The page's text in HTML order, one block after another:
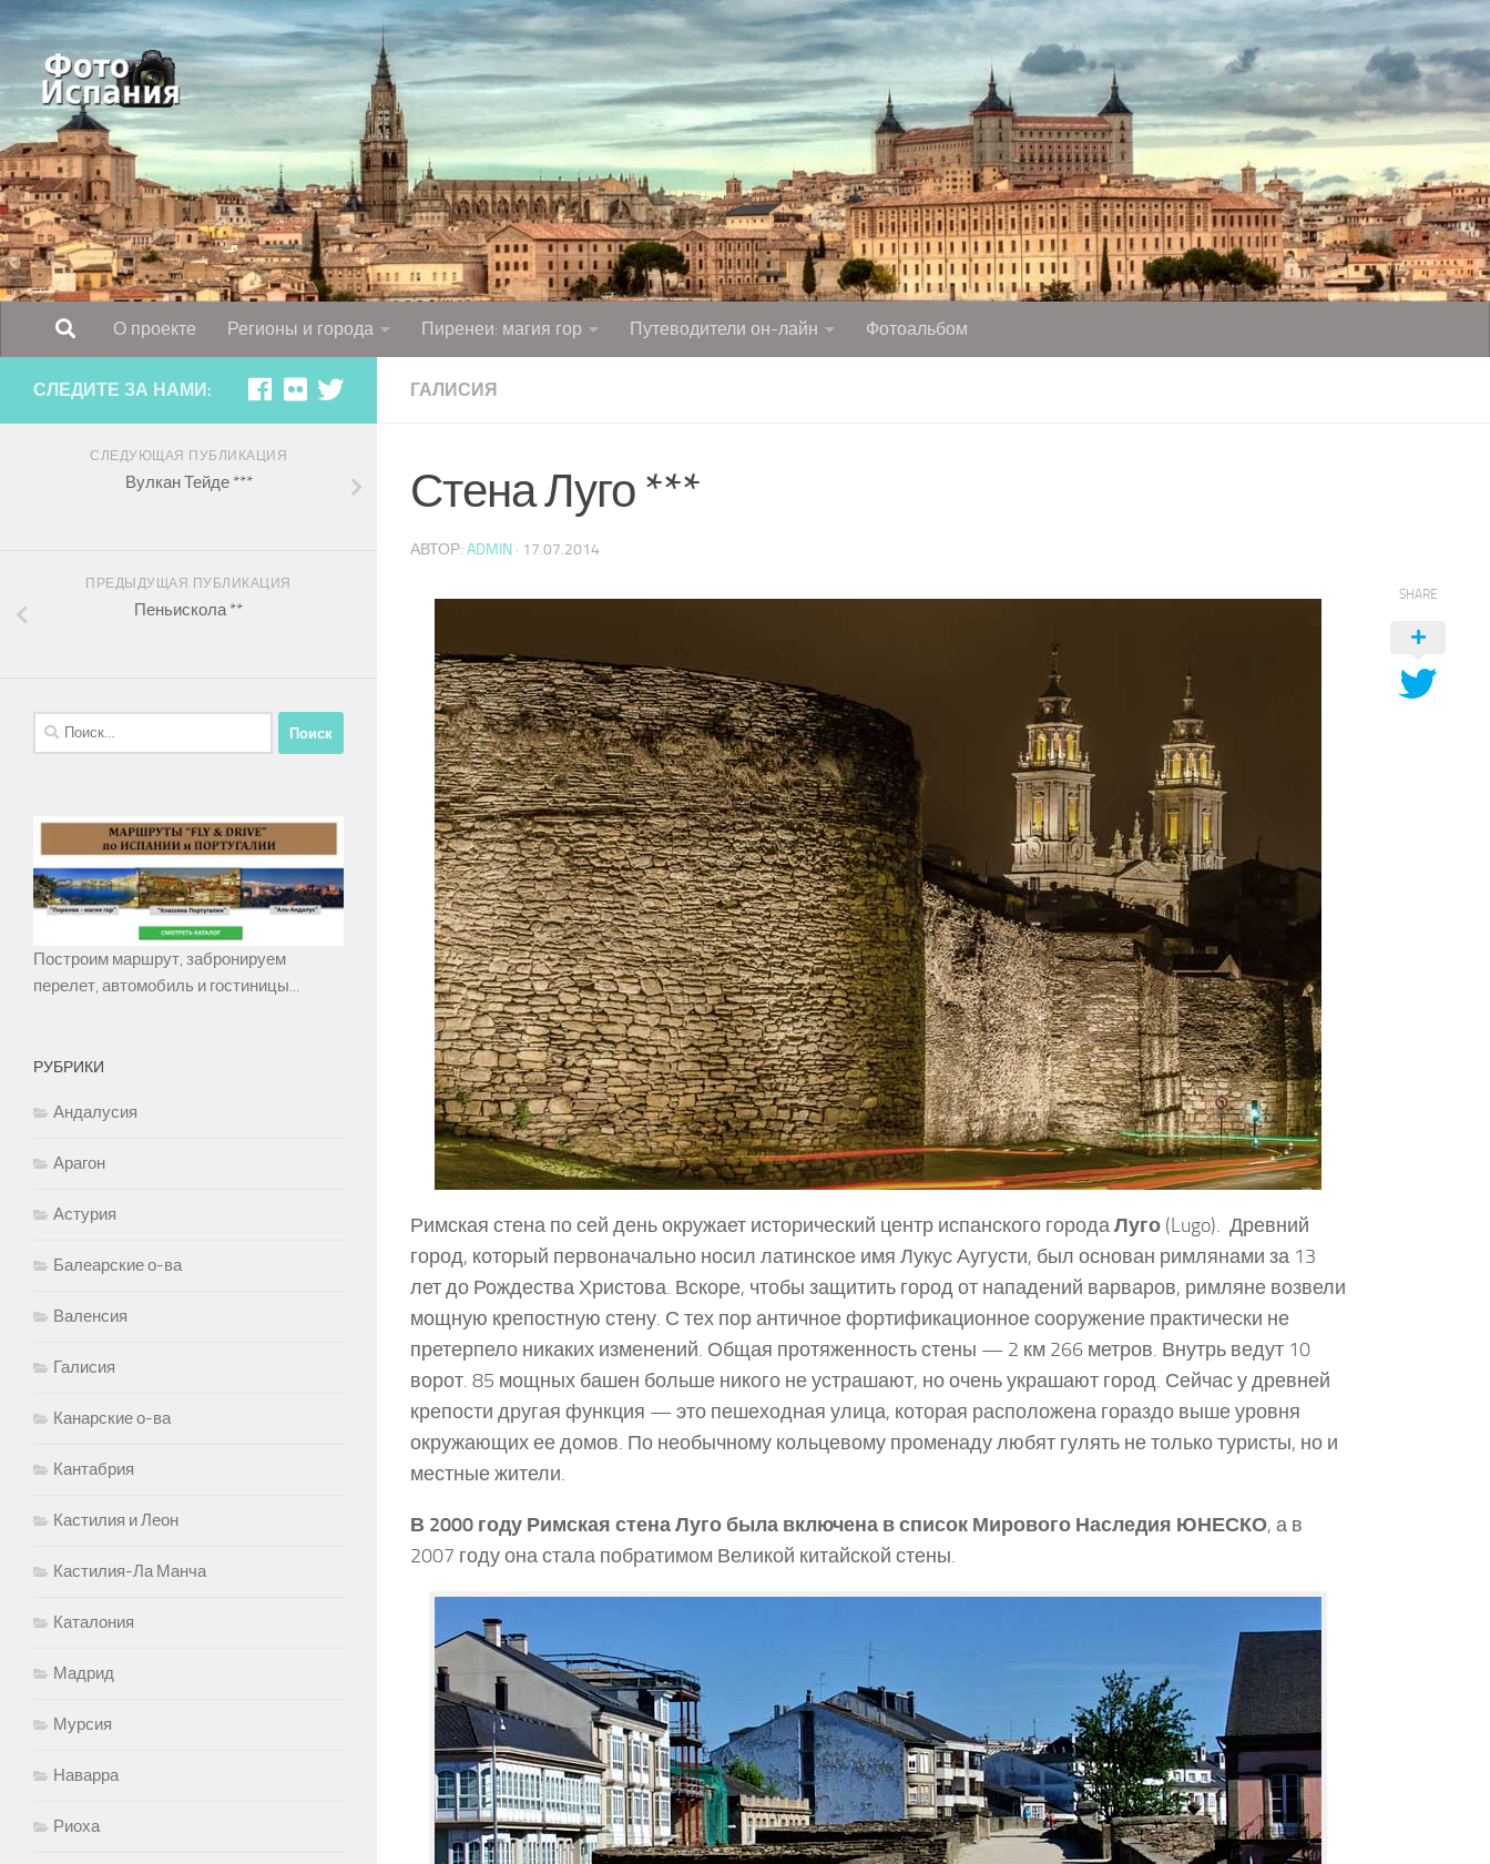
Skip to content
О проекте Регионы и города Пиренеи: магия гор Путеводители он-лайн Фотоальбом
ГАЛИСИЯ
Стена Луго ***
АВТОР: ADMIN · 17.07.2014
Римская стена по сей день окружает исторический центр испанского городаЛуго (Lugo). Древний
город, который первоначально носил латинское имя Лукус Аугусти, был основан римлянами за 13
лет до Рождества Христова. Вскоре, чтобы защитить город от нападений варваров, римляне возвели
мощную крепостную стену. С тех пор античное фортификационное сооружение практически не
претерпело никаких изменений. Общая протяженность стены — 2 км 266 метров. Внутрь ведут 10
ворот. 85 мощных башен больше никого не устрашают, но очень украшают город. Сейчас у древней
крепости другая функция — это пешеходная улица, которая расположена гораздо выше уровня
окружающих ее домов. По необычному кольцевому променаду любят гулять не только туристы, но и
местные жители.
В 2000 году Римская стена Луго была включена в список Мирового Наследия ЮНЕСКО, а в
2007 году она стала побратимом Великой китайской стены.
SHARE
СЛЕДИТЕ ЗА НАМИ:
СЛЕДУЮЩАЯ ПУБЛИКАЦИЯ
Вулкан Тейде ***
ПРЕДЫДУЩАЯ ПУБЛИКАЦИЯ
Пеньискола **
Найти:
Построим маршрут, забронируем
перелет, автомобиль и гостиницы...
РУБРИКИ
Андалусия
Арагон
Астурия
Балеарские о-ва
Валенсия
Галисия
Канарские о-ва
Кантабрия
Кастилия и Леон
Кастилия-Ла Манча
Каталония
Мадрид
Мурсия
Наварра
Риоха